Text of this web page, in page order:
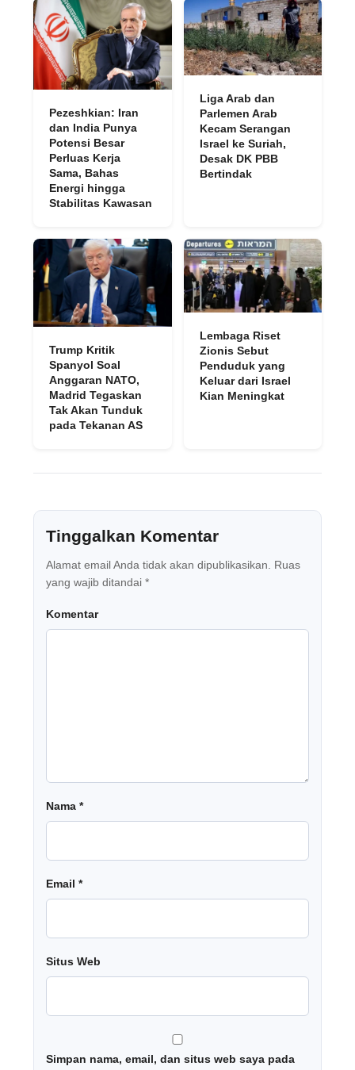
Pezeshkian: Iran
dan India Punya
Potensi Besar
Perluas Kerja
Sama, Bahas
Energi hingga
Stabilitas Kawasan
Liga Arab dan
Parlemen Arab
Kecam Serangan
Israel ke Suriah,
Desak DK PBB
Bertindak
Trump Kritik
Spanyol Soal
Anggaran NATO,
Madrid Tegaskan
Tak Akan Tunduk
pada Tekanan AS
Lembaga Riset
Zionis Sebut
Penduduk yang
Keluar dari Israel
Kian Meningkat
Tinggalkan Komentar
Alamat email Anda tidak akan dipublikasikan.
Ruas
yang wajib ditandai *
Komentar
Nama *
Email *
Situs Web
Simpan nama, email, dan situs web saya pada